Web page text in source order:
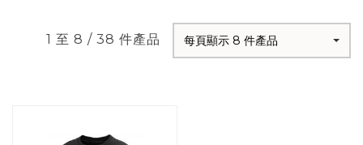
1 至 8 / 38 件產品 每頁顯示 8 件產品